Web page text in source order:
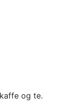
og te.